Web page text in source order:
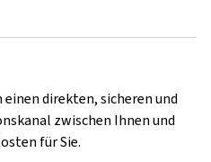
direkten, sicheren und
zwischen Ihnen und
für Sie.